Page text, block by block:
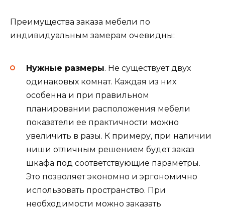
Преимущества заказа мебели по
индивидуальным замерам очевидны:
Нужные размеры. Не существует двух
одинаковых комнат. Каждая из них
особенна и при правильном
планировании расположения мебели
показатели ее практичности можно
увеличить в разы. К примеру, при наличии
ниши отличным решением будет заказ
шкафа под соответствующие параметры.
Это позволяет экономно и эргономично
использовать пространство. При
необходимости можно заказать